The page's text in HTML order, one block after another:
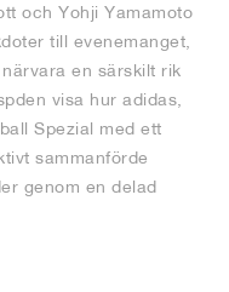
och Yohji Yamamoto
till evenemanget,
en särskilt rik
visa hur adidas,
Spezial med ett
sammanförde
genom en delad